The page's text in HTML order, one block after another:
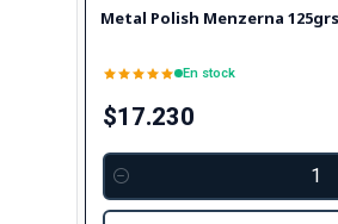
Metal Polish Menzerna 125grs
En stock
$17.230
Cantidad